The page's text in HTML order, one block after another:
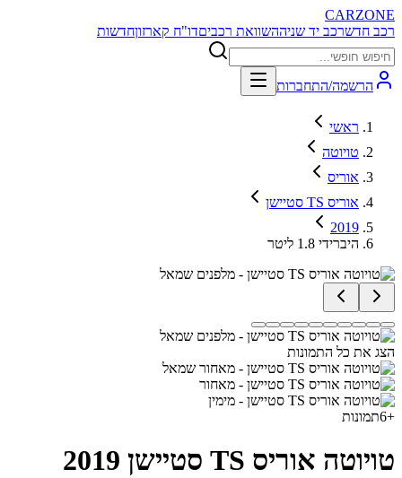
CARZONE
רכב חדשרכב יד שניההשוואת רכביםדו"ח קארזוןחדשות
הרשמה/התחברות
ראשי
טויוטה
אוריס
אוריס TS סטיישן
2019
היברידי 1.8 ליטר
הצג את כל התמונות
+
6תמונות
טויוטה אוריס TS סטיישן 2019